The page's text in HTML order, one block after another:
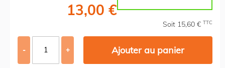
13,00 €
Soit 15,60 € TTC
- + Ajouter au panier